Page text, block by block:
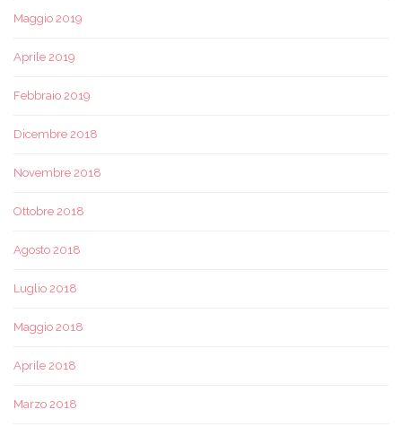
Maggio 2019
Aprile 2019
Febbraio 2019
Dicembre 2018
Novembre 2018
Ottobre 2018
Agosto 2018
Luglio 2018
Maggio 2018
Aprile 2018
Marzo 2018